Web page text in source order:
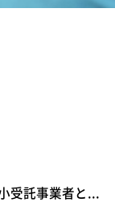
受託事業者と...